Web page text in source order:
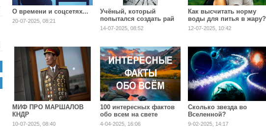
О времени и соцсетях...
20-07-2025, 08:21
Учёный, который
попытался создать рай
— и стал свидетелем его
14-07-2025, 08:52
Как высчитать норму
воды для питья в жару?
12-07-2025, 10:42
МИФ ПРО МАРШАЛОВ
КНДР
10-07-2025, 08:40
100 интересных фактов
обо всем на свете
4-04-2025, 16:06
Сколько звезда во
Вселенной?
9-02-2025, 14:17